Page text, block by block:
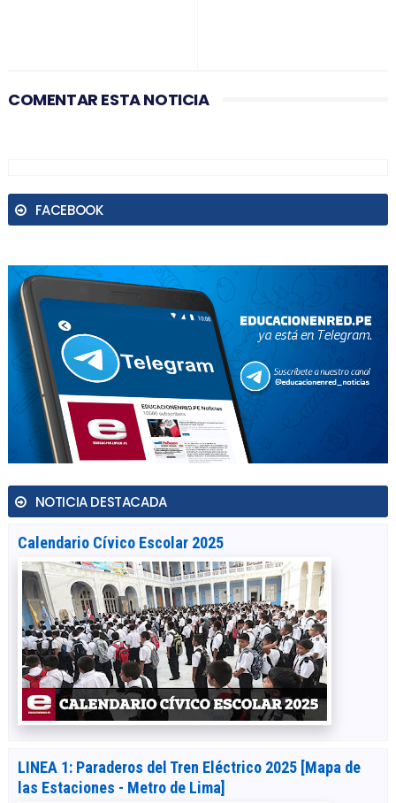
COMENTAR ESTA NOTICIA
FACEBOOK
NOTICIA DESTACADA
Calendario Cívico Escolar 2025
LINEA 1: Paraderos del Tren Eléctrico 2025 [Mapa de
las Estaciones - Metro de Lima]